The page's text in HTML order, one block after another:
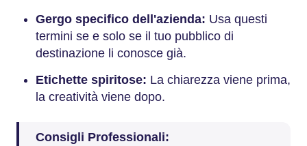
Gergo specifico dell'azienda: Usa questi
termini se e solo se il tuo pubblico di
destinazione li conosce già.
Etichette spiritose: La chiarezza viene prima,
la creatività viene dopo.
Consigli Professionali: